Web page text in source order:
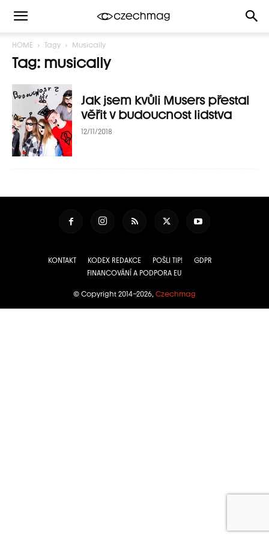
HOME Tagy Musically
Tag: musically
Jak jsem kvůli Musers přestal
věřit v budoucnost lidstva
12/11/2018
KONTAKT KODEX REDAKCE POŠLI TIP!
GDPR
FINANCOVÁNÍ A PODPORA EU
© Copyright 2014–2026, Czechmag